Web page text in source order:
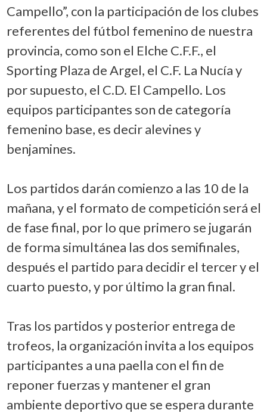
Campello”, con la participación de los clubes
referentes del fútbol femenino de nuestra
provincia, como son el Elche C.F.F., el
Sporting Plaza de Argel, el C.F. La Nucía y
por supuesto, el C.D. El Campello. Los
equipos participantes son de categoría
femenino base, es decir alevines y
benjamines.
Los partidos darán comienzo a las 10 de la
mañana, y el formato de competición será el
de fase final, por lo que primero se jugarán
de forma simultánea las dos semifinales,
después el partido para decidir el tercer y el
cuarto puesto, y por último la gran final.
Tras los partidos y posterior entrega de
trofeos, la organización invita a los equipos
participantes a una paella con el fin de
reponer fuerzas y mantener el gran
ambiente deportivo que se espera durante